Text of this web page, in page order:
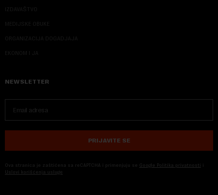
IZDAVAŠTVO
MEDIJSKE OBUKE
ORGANIZACIJA DOGADJAJA
EKONOM I JA
NEWSLETTER
PRIJAVITE SE
Ova stranica je zaštićena sa reCAPTCHA i primenjuju se Google Politika privatnosti i
Uslovi korišćenja usluge